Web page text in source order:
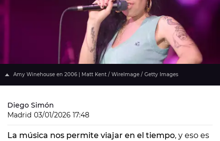
Amy Winehouse en 2006 | Matt Kent / WireImage / Getty Images
Diego Simón
Madrid 03/01/2026 17:48
La música nos permite viajar en el tiempo, y eso es